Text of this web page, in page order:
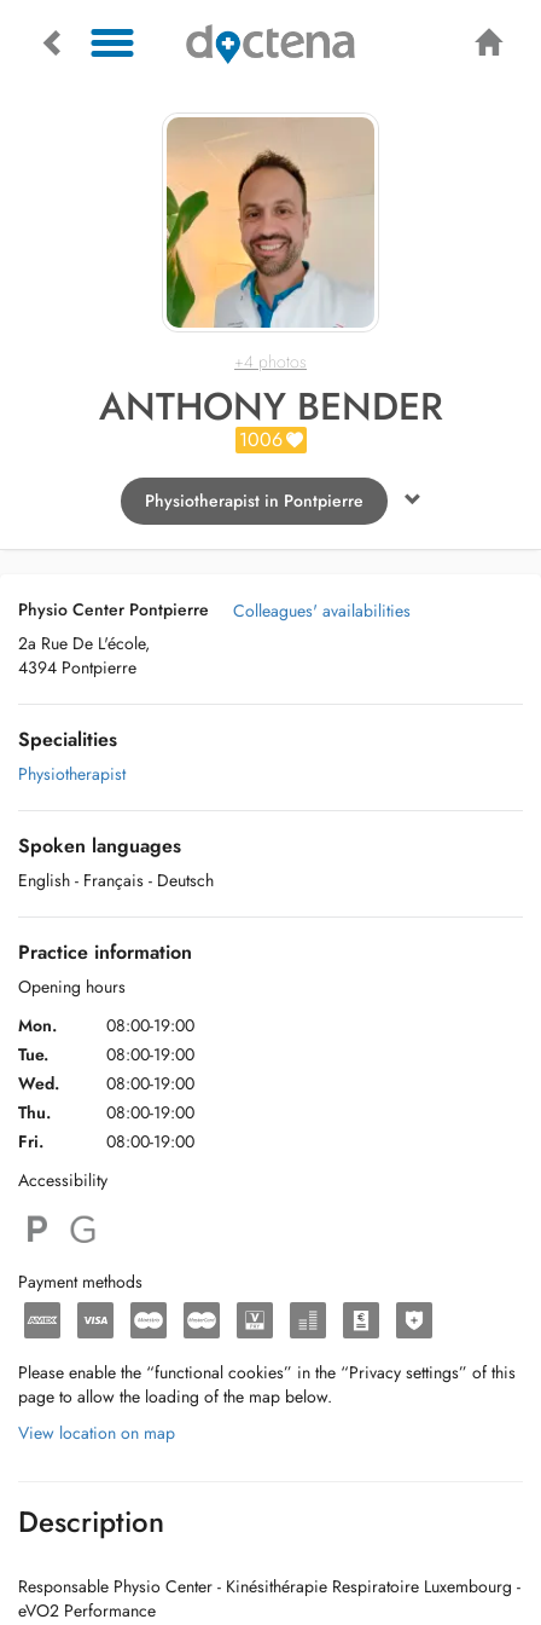
+4 photos
ANTHONY BENDER
1006
Physiotherapist in Pontpierre
Physio Center Pontpierre
2a Rue De L'école,
4394 Pontpierre
Colleagues' availabilities
Specialities
Physiotherapist
Spoken languages
English - Français - Deutsch
Practice information
Opening hours
Mon.
08:00-19:00
Tue.
08:00-19:00
Wed.
08:00-19:00
Thu.
08:00-19:00
Fri.
08:00-19:00
Accessibility
Payment methods
Please enable the “functional cookies” in the “Privacy settings” of this
page to allow the loading of the map below.
View location on map
Description
Responsable Physio Center - Kinésithérapie Respiratoire Luxembourg -
eVO2 Performance